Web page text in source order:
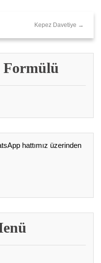
Kepez Davetiye →
hattımız üzerinden